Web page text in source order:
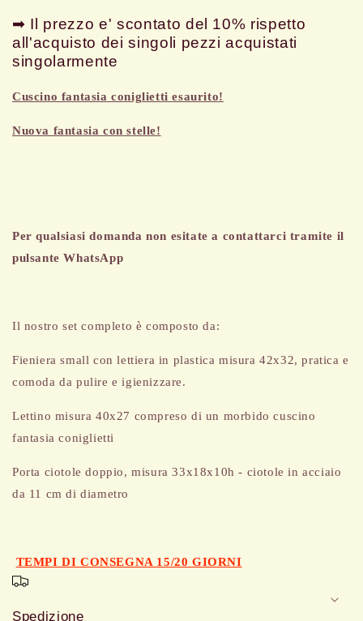
➡ Il prezzo e' scontato del 10% rispetto
all'acquisto dei singoli pezzi acquistati
singolarmente
Cuscino fantasia coniglietti esaurito!
Nuova fantasia con stelle!
Per qualsiasi domanda non esitate a contattarci tramite il
pulsante WhatsApp
Il nostro set completo è composto da:
Fieniera small con lettiera in plastica misura 42x32, pratica e
comoda da pulire e igienizzare.
Lettino misura 40x27 compreso di un morbido cuscino
fantasia coniglietti
Porta ciotole doppio, misura 33x18x10h - ciotole in acciaio
da 11 cm di diametro
TEMPI DI CONSEGNA 15/20 GIORNI
Spedizione